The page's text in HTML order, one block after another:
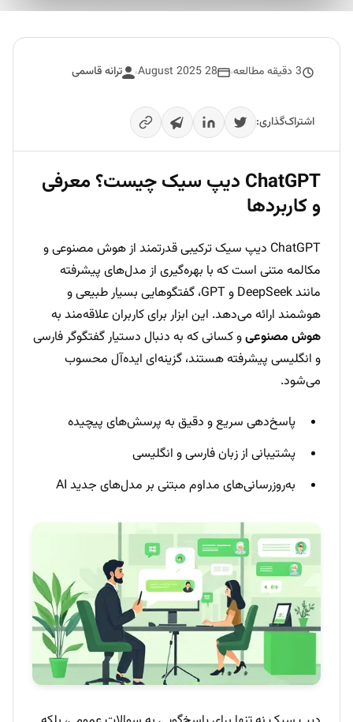
3 دقیقه مطالعه 28 August 2025 ترانه قاسمی
اشتراک‌گذاری:
ChatGPT دیپ سیک چیست؟ معرفی
و کاربردها
ChatGPT دیپ سیک ترکیبی قدرتمند از هوش مصنوعی و
مکالمه متنی است که با بهره‌گیری از مدل‌های پیشرفته
مانند DeepSeek و GPT، گفتگوهایی بسیار طبیعی و
هوشمند ارائه می‌دهد. این ابزار برای کاربران علاقه‌مند به
هوش مصنوعیو کسانی که به دنبال دستیار گفتگوگر فارسی
و انگلیسی پیشرفته هستند، گزینه‌ای ایده‌آل محسوب
می‌شود.
پاسخ‌دهی سریع و دقیق به پرسش‌های پیچیده
پشتیبانی از زبان فارسی و انگلیسی
به‌روزرسانی‌های مداوم مبتنی بر مدل‌های جدید AI